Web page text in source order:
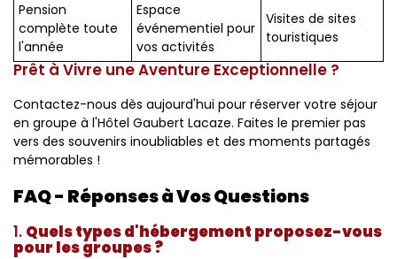
Pension
complète toute
l'année
Espace
événementiel pour
vos activités
Visites de sites
touristiques
Prêt à Vivre une Aventure Exceptionnelle ?
Contactez-nous dès aujourd'hui pour réserver votre séjour
en groupe à l'Hôtel Gaubert Lacaze. Faites le premier pas
vers des souvenirs inoubliables et des moments partagés
mémorables !
FAQ - Réponses à Vos Questions
1. Quels types d'hébergement proposez-vous
pour les groupes ?